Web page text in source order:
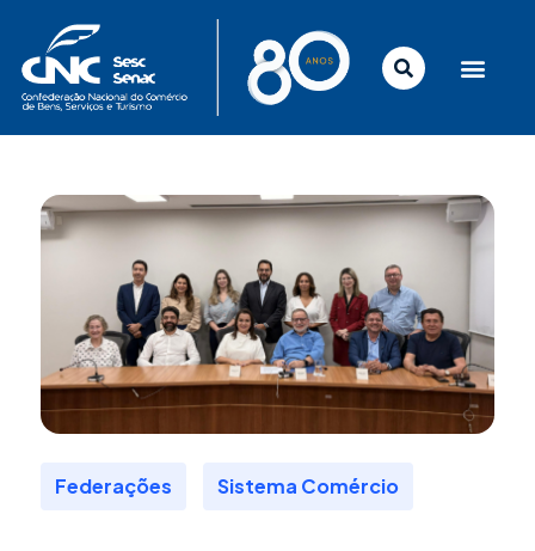
conteúdo
Federações Sistema Comércio